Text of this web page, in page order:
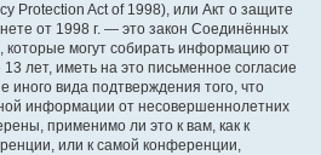
Protection Act of 1998), или Акт о защите
от 1998 г. — это закон Соединённых
которые могут собирать информацию от
лет, иметь на это письменное согласие
иного вида подтверждения того, что
информации от несовершеннолетних
применимо ли это к вам, как к
или к самой конференции,